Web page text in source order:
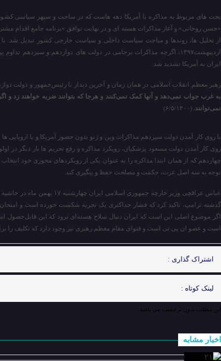
بحث های مربوط به مذاکره با آمریکا دهه هاست که در ساحت و سپهر سیاسی
اردیبهشت۱۳۹۷، اگرچه مذاکرات برجامی در دولت های دوازدهم و سیزدهم
ایران به آمریکا تشدید شد.
رهبر معظم انقلاب اسلامی در همان زمان و آخرین دیدار با رئیس‌جمهور و دولت
به غرب جواب نمی‌دهد و آنها کمک نمی‌کنند و هرجا که بتوانند ضربه خواهند زد و
نمی‌توانند. (۶/۵/۱۴۰۰)
با روی کار آمدن دولت سیردهم مذاکرات وین و ژنو بدون حضور آمریکا و با اروپایی
روی کار آمدن دولت مسعود پزشکیان، رویکرد مذاکره و رفع تحریم ها بار دیگر در
چهاردهم که از همان ابتدا مذاکره را به عنوان یکی از رویکردهای محوری خود انتخاب
توجه به سه اصل عزت، حکمت و مصلحت حفظ و پیگیری کند.
عباس عراقچی وزیر خارچه جمهوری
گذشته ترامپ، تاکید کرد که فشار حداکثری یک تجربه شکست خورده است و
اگر موضوع اصلی این است که ایران دنبال سلاح هسته‌ای نرود که این
است و عضو ان پی تی است و فتوای مقام معظم رهبری نیز وجود دارد که تکلیف
اشتراک گذاری :
لینک کوتاه :
این مطلب بدون برچسب می باشد.
اخبار مشابه